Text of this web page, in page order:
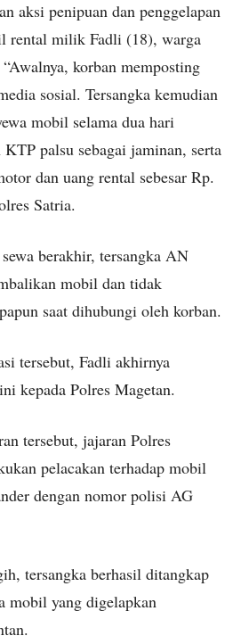
aksi penipuan dan penggelapan
rental milik Fadli (18), warga
korban memposting
sosial. Tersangka kemudian
mobil selama dua hari
KTP palsu sebagai jaminan, serta
dan uang rental sebesar Rp.
Satria.
berakhir, tersangka AN
mobil dan tidak
saat dihubungi oleh korban.
tersebut, Fadli akhirnya
kepada Polres Magetan.
tersebut, jajaran Polres
pelacakan terhadap mobil
dengan nomor polisi AG
tersangka berhasil ditangkap
mobil yang digelapkan